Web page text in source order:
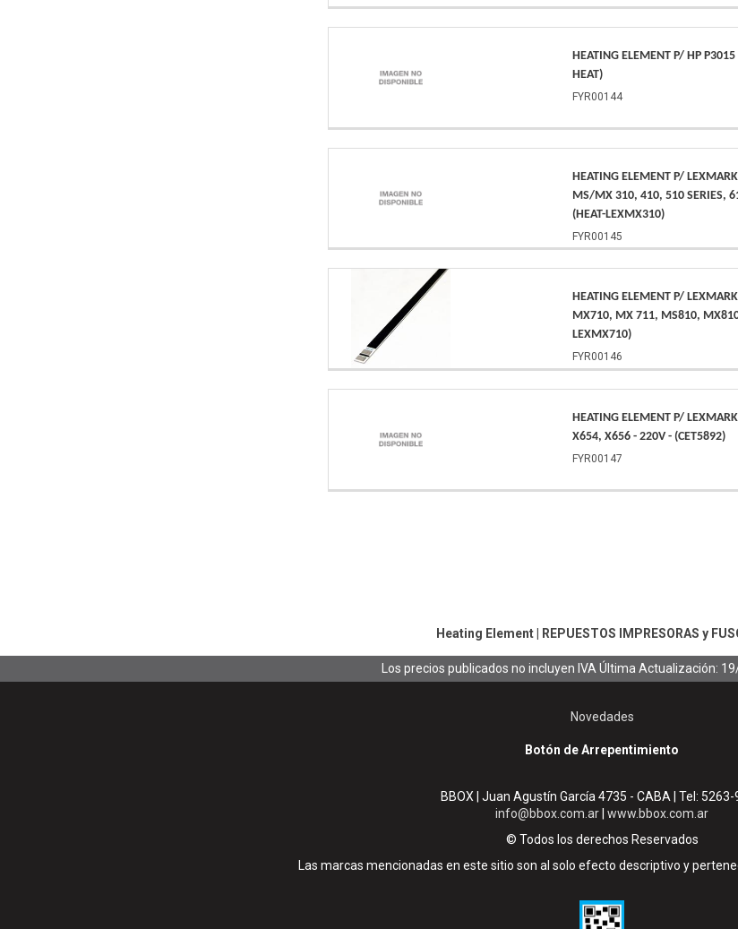
HEATING ELEMENT P/ HP
HEAT)
FYR00144
HEATING ELEMENT P/
MS/MX 310, 410, 510 SERIES,
(HEAT-LEXMX310)
FYR00145
HEATING ELEMENT P/
MX710, MX 711, MS810,
LEXMX710)
FYR00146
HEATING ELEMENT P/
X654, X656 - 220V - (CET5892)
FYR00147
Heating Element REPUESTOS IMPRESORAS y
Los precios publicados no incluyen IVA Última Actualización:
Novedades
Botón de Arrepentimiento
BBOX | Juan Agustín García 4735 - CABA | Tel: 5263-
info@bbox.com.ar www.bbox.com.ar
© Todos los derechos Reservados
Las marcas mencionadas en este sitio son al solo efecto descriptivo y